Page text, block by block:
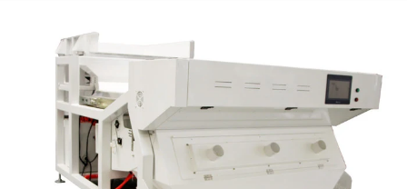
ДОМ
ПРОДУКТЫ